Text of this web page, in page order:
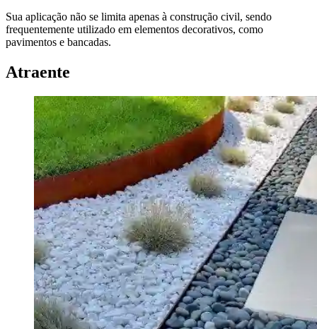
Sua aplicação não se limita apenas à construção civil, sendo
frequentemente utilizado em elementos decorativos, como
pavimentos e bancadas.
Atraente